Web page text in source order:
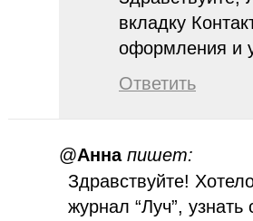
вкладку
оформления и
Ответить
@Анна пишет:
Здравствуйте!
журнал “Луч”,